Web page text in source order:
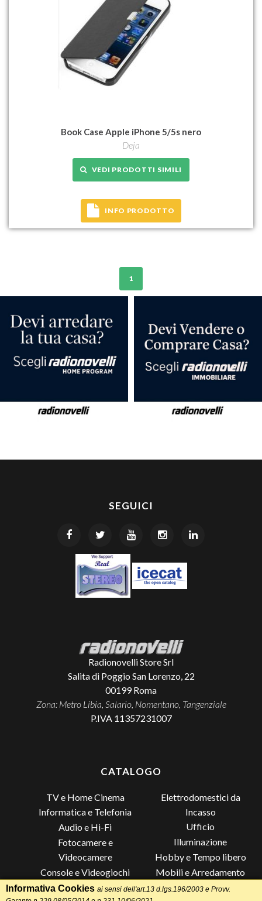
Book Case Apple iPhone 5/5s nero
Deja
VEDI PRODOTTI SIMILI
INFO PRODOTTO
1
SEGUICI
Radionovelli Store Srl
Salita di Poggio San Lorenzo, 22
00199 Roma
Zona: Metro Libia, Salario, Nomentano, Tangenziale
P.IVA 11357231007
CATALOGO
TV e Home Cinema
Informatica e Telefonia
Audio e Hi-Fi
Fotocamere e
Videocamere
Console e Videogiochi
Piccoli Elettrodomestici
Elettrodomestici da
Incasso
Ufficio
Illuminazione
Hobby e Tempo libero
Mobili e Arredamento
Lista di Nozze
Informativa Cookies ai sensi dell'art.13 d.lgs.196/2003 e Provv.